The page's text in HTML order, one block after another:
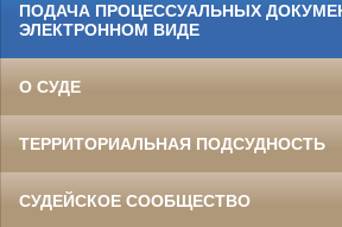
ПОДАЧА ПРОЦЕССУАЛЬНЫХ
ЭЛЕКТРОННОМ ВИДЕ
О СУДЕ
ТЕРРИТОРИАЛЬНАЯ ПОДСУДНОСТЬ
СУДЕЙСКОЕ СООБЩЕСТВО